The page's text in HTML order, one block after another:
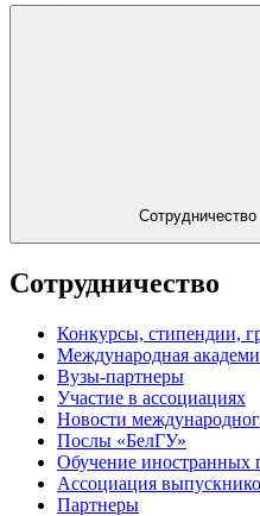
Сотрудничество
Сотрудничество
Конкурсы, стипендии,
Международная
Вузы-партнеры
Участие в ассоциациях
Новости
Послы «БелГУ»
Обучение иностранных
Ассоциация
Партнеры